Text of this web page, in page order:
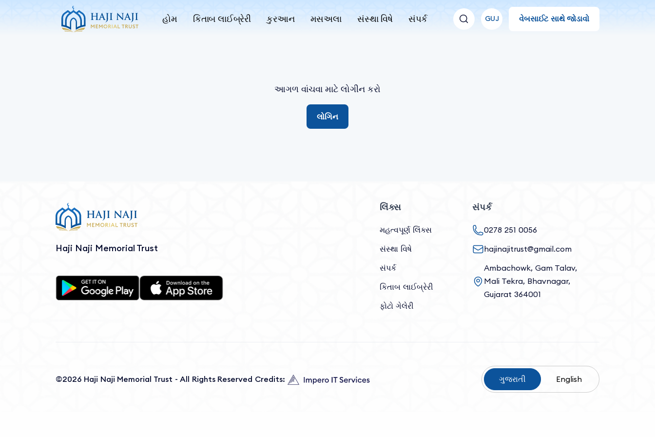
હોમ કિતાબ લાઈબ્રેરી કુરઆન મસઅલા સંસ્થા વિષે સંપર્ક GUJ વેબસાઈટ સાથે જોડાવો
આગળ વાંચવા માટે લોગીન કરો
લોગિન
Haji Naji Memorial Trust
લિંક્સ
મહત્વપૂર્ણ લિંક્સ
સંસ્થા વિષે
સંપર્ક
કિતાબ લાઈબ્રેરી
ફોટો ગેલેરી
સંપર્ક
0278 251 0056
hajinajitrust@gmail.com
Ambachowk, Gam Talav,
Mali Tekra, Bhavnagar,
Gujarat 364001
©2026 Haji Naji Memorial Trust - All Rights Reserved Credits: ગુજરાતી English